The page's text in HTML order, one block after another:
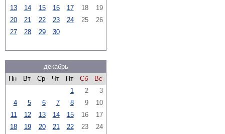
13
14 15 16 17 18
19
20
21 22 23 24 25
26
27
28 29 30
декабрь
Пн
Вт Ср Чт Пт Сб
Вс
1
2
3
4
5 6 7 8 9
10
11
12 13 14 15 16
17
18
19 20 21 22 23
24